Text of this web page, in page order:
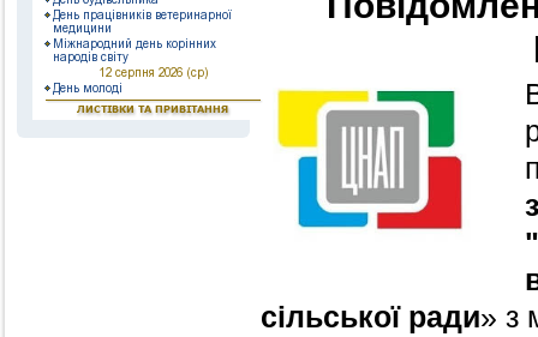
сільської ради» з